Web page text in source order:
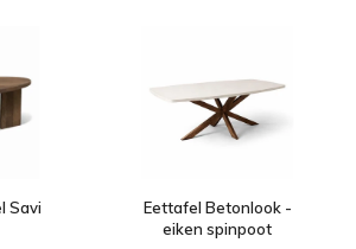
Savi
Eettafel Betonlook -
eiken spinpoot